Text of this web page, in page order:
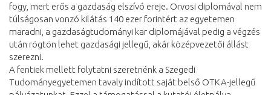
fogy, mert erős a gazdaság elszívó ereje. Orvosi diplomával nem
túlságosan vonzó kilátás 140 ezer forintért az egyetemen
maradni, a gazdaságtudományi kar diplomájával pedig a végzés
után rögtön lehet gazdasági jellegű, akár középvezetői állást
szerezni.
A fentiek mellett folytatni szeretnénk a Szegedi
Tudományegyetemen tavaly indított saját belső OTKA-jellegű